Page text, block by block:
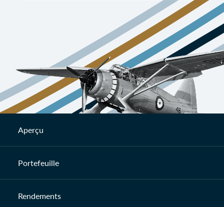
Aperçu
Portefeuille
Rendements